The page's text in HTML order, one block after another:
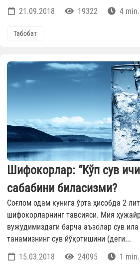
21.09.2018
19322 4 min.
Табобат
Шифокорлар: “Кўп сув
сабабини биласизми?
Соғлом одам кунига ўрта ҳисобда 2
шифокорларнинг тавсияси. Мия
вужудимиздаги барча аъзолар сув ила
танамизнинг сув йўқотишини (деги...
15.03.2018
24095 1 min.